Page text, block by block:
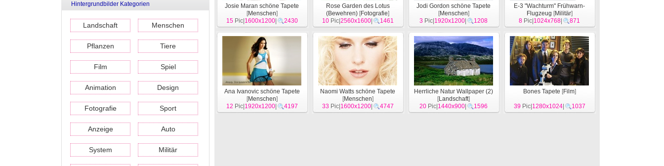
Hintergrundbilder Kategorien
Landschaft Menschen
Pflanzen Tiere
Film Spiel
Animation Design
Fotografie Sport
Anzeige Auto
System Militär
Josie Maran schöne Tapete
[Menschen]
15Pic| 1600x1200| 2430
Rose Garden des Lotus
(Bewehren) [Fotografie]
10Pic| 2560x1600| 1461
Jodi Gordon schöne Tapete
[Menschen]
3 Pic| 1920x1200 1208
E-3 "Wachturm" Frühwarn-
Flugzeug [Militär]
8 Pic| 1024x768 871
Ana Ivanovic schöne Tapete
[Menschen]
12 Pic| 1920x1200| 4197
Naomi Watts schöne Tapete
[Menschen]
33Pic| 1600x1200| 4747
Herrliche Natur Wallpaper (2)
[Landschaft]
20 Pic| 1440x900 1596
Bones Tapete [Film]
39Pic| 1280x1024| 1037